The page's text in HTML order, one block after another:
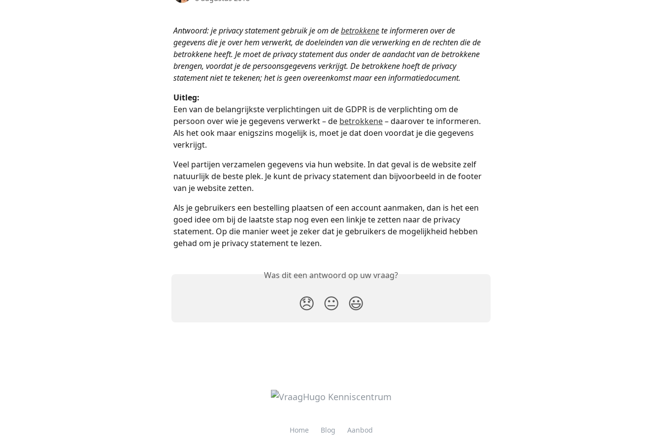
Antwoord: je privacy statement gebruik je om de betrokkene te informeren over de
gegevens die je over hem verwerkt, de doeleinden van die verwerking en de rechten die de
betrokkene heeft. Je moet de privacy statement dus onder de aandacht van de betrokkene
brengen, voordat je de persoonsgegevens verkrijgt. De betrokkene hoeft de privacy
statement niet te tekenen; het is geen overeenkomst maar een informatiedocument.
Uitleg:
Een van de belangrijkste verplichtingen uit de GDPR is de verplichting om de
persoon over wie je gegevens verwerkt – de betrokkene – daarover te informeren.
Als het ook maar enigszins mogelijk is, moet je dat doen voordat je die gegevens
verkrijgt.
Veel partijen verzamelen gegevens via hun website. In dat geval is de website zelf
natuurlijk de beste plek. Je kunt de privacy statement dan bijvoorbeeld in de footer
van je website zetten.
Als je gebruikers een bestelling plaatsen of een account aanmaken, dan is het een
goed idee om bij de laatste stap nog even een linkje te zetten naar de privacy
statement. Op die manier weet je zeker dat je gebruikers de mogelijkheid hebben
gehad om je privacy statement te lezen.
Was dit een antwoord op uw vraag?
😞 😐 😃
Home Blog Aanbod